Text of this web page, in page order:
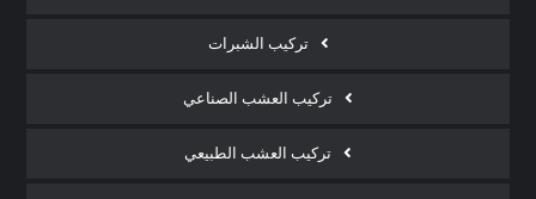
تركيب الشبرات
تركيب العشب الصناعي
تركيب العشب الطبيعي